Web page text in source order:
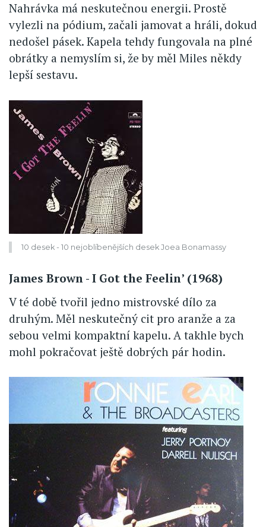
Nahrávka má neskutečnou energii. Prostě
vylezli na pódium, začali jamovat a hráli, dokud
nedošel pásek. Kapela tehdy fungovala na plné
obrátky a nemyslím si, že by měl Miles někdy
lepší sestavu.
10 desek - 10 nejoblíbenějších desek Joea Bonamassy
James Brown - I Got the Feelin’ (1968)
V té době tvořil jedno mistrovské dílo za
druhým. Měl neskutečný cit pro aranže a za
sebou velmi kompaktní kapelu. A takhle bych
mohl pokračovat ještě dobrých pár hodin.